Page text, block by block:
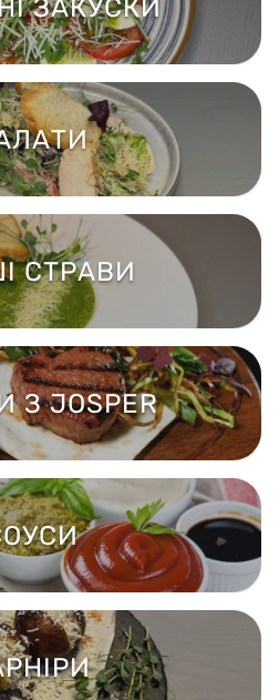
ЗАКУСКИ
СТРАВИ
З JOSPER